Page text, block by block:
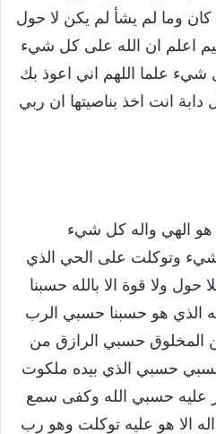
وما لم يشأ لم يكن لا حول
اعلم ان الله على كل شيء
شيء علما اللهم اني اعوذ بك
انت اخذ بناصيتها ان ربي
هو الهي واله كل شيء
وتوكلت على الحي الذي
ولا قوة الا بالله حسبنا
الذي هو حسبنا حسبي الرب
المخلوق حسبي الرازق من
حسبي الذي بيده ملكوت
عليه حسبي الله وكفى سمع
الا هو عليه توكلت وهو رب